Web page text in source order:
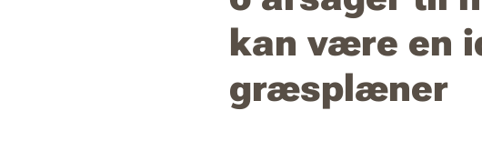
kan være en
græsplæner